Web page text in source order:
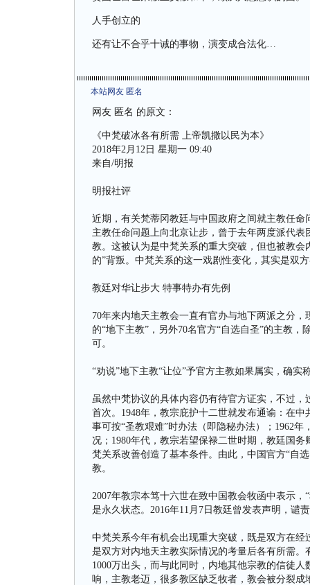
人手创立的
还有让不合乎十诫的事物，演变成合法化…
本站网友 匿名
网友 匿名 的原文：
《中梵破冰各有所需 上帝凯撒以民为本》
2018年2月12日 星期一 09:40
来自/明报
明报社评
近期，有关梵蒂冈教廷与中国政府之间就主教任
主教任命问题上向北京让步，曾于去年两度派代
教。这被认为是中梵关系的重大突破，但也被教
的”背叛。中梵关系的这一戏剧性变化，其实是双
教廷对华让步大 特事特办有先例
70年来内地天主教会一直有官办与地下两派之分
的“地下主教”，另外70名官方“自选自圣”的主教
可。
“劝说”地下主教“让位”予官方主教如果属实，确
虽然中梵协议的具体内容仍有待官方证实，不过
首次。1948年，教宗庇护十二世就发布通谕：在
事可按“圣教艰难”时办法（即隐秘办法）；1962
况；1980年代，教宗若望保禄二世时期，教廷国
梵关系改善创造了基本条件。由此，中国官方“自
教。
2007年教宗本笃十六世在致中国教会牧函中表示
是永久状态。2016年11月7日教廷曾发表声明，谴
中梵关系今年有机会出现重大突破，既是双方在
是双方对内地天主教实际情况的考量后各有所需
1000万出头，而与此同时，内地其他宗教的信徒
响，主教老迈，很多教区缺乏牧者，教会被分裂